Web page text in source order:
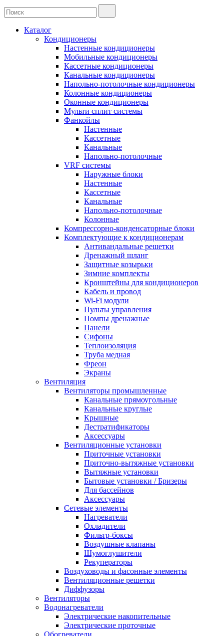
Каталог
Кондиционеры
Настенные кондиционеры
Мобильные кондиционеры
Кассетные кондиционеры
Канальные кондиционеры
Напольно-потолочные кондиционеры
Колонные кондиционеры
Оконные кондиционеры
Мульти сплит системы
Фанкойлы
Настенные
Кассетные
Канальные
Напольно-потолочные
VRF системы
Наружные блоки
Настенные
Кассетные
Канальные
Напольно-потолочные
Колонные
Компрессорно-конденсаторные блоки
Комплектующие к кондиционерам
Антивандальные решетки
Дренажный шланг
Защитные козырьки
Зимние комплекты
Кронштейны для кондиционеров
Кабель и провод
Wi-Fi модули
Пульты управления
Помпы дренажные
Панели
Сифоны
Теплоизоляция
Труба медная
Фреон
Экраны
Вентиляция
Вентиляторы промышленные
Канальные прямоугольные
Канальные круглые
Крышные
Дестратификаторы
Аксессуары
Вентиляционные установки
Приточные установки
Приточно-вытяжные установки
Вытяжные установки
Бытовые установки / Бризеры
Для бассейнов
Аксессуары
Сетевые элементы
Нагреватели
Охладители
Фильтр-боксы
Воздушные клапаны
Шумоглушители
Рекуператоры
Воздуховоды и фасонные элементы
Вентиляционные решетки
Диффузоры
Вентиляторы
Водонагреватели
Электрические накопительные
Электрические проточные
Обогреватели